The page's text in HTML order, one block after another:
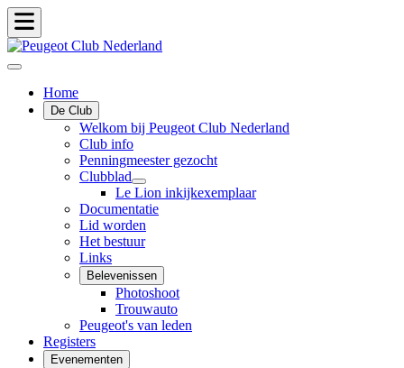
Home
De Club
Welkom bij Peugeot Club Nederland
Club info
Penningmeester gezocht
Clubblad
Le Lion inkijkexemplaar
Documentatie
Lid worden
Het bestuur
Links
Belevenissen
Photoshoot
Trouwauto
Peugeot's van leden
Registers
Evenementen